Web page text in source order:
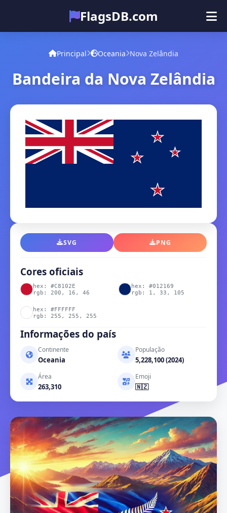
FlagsDB.com
Principal
Quiz
Principal Oceania Nova Zelândia
Bandeira da Nova Zelândia
SVG PNG
Cores oficiais
hex: #C8102E
rgb: 200, 16, 46
hex: #012169
rgb: 1, 33, 105
hex: #FFFFFF
rgb: 255, 255, 255
Informações do país
Continente
Oceania
População
5,228,100 (2024)
Área
263,310
Emoji
🇳🇿